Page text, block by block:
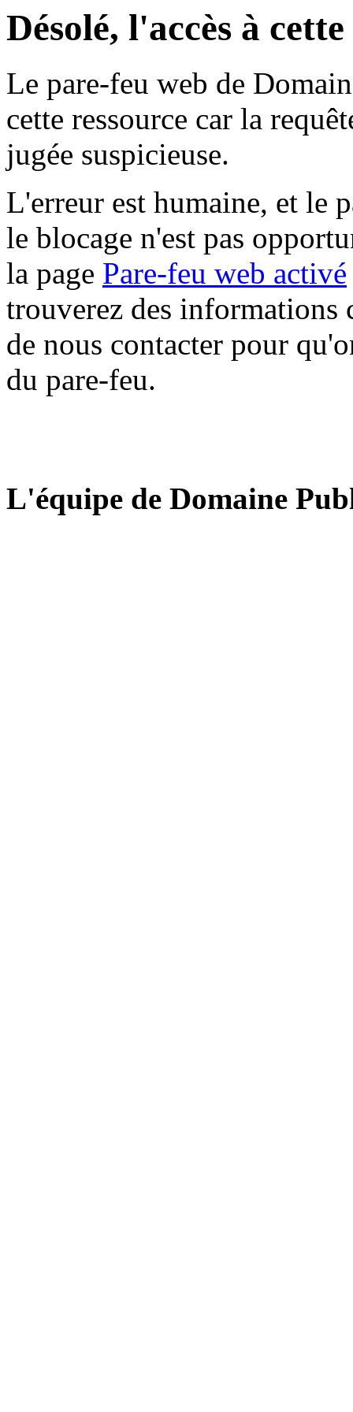
Désolé, l'accès à
Le pare-feu web de
cette ressource car la
jugée suspicieuse.
L'erreur est humaine, et le
le blocage n'est pas
la page Pare-feu web activé
trouverez des informations
de nous contacter pour
du pare-feu.
L'équipe de Domaine